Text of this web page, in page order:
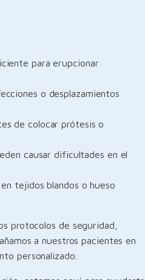
para erupcionar
o desplazamientos
de colocar prótesis o
causar dificultades en el
tejidos blandos o hueso
protocolos de seguridad,
a nuestros pacientes en
personalizado.